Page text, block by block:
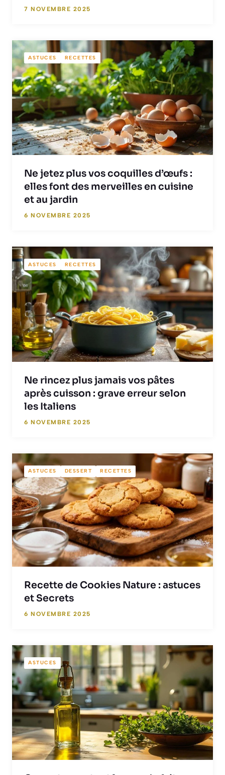
7 NOVEMBRE 2025
ASTUCES RECETTES
Ne jetez plus vos coquilles d’œufs :
elles font des merveilles en cuisine
et au jardin
6 NOVEMBRE 2025
ASTUCES RECETTES
Ne rincez plus jamais vos pâtes
après cuisson : grave erreur selon
les Italiens
6 NOVEMBRE 2025
ASTUCES DESSERT RECETTES
Recette de Cookies Nature : astuces
et Secrets
6 NOVEMBRE 2025
ASTUCES